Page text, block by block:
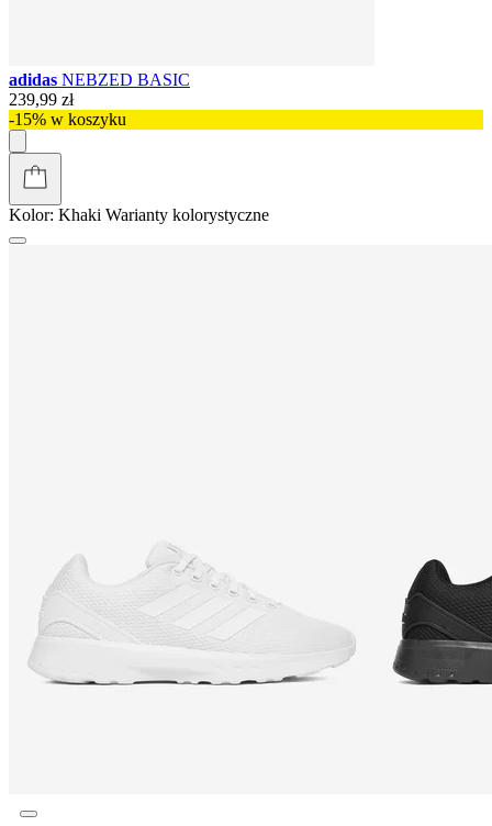
adidas NEBZED BASIC
239,99 zł
-15% w koszyku
Kolor: Khaki Warianty kolorystyczne